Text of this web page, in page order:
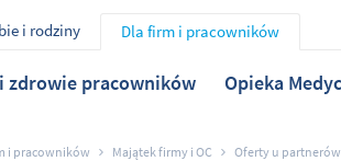
i rodziny Dla firm i pracowników
zdrowie pracowników Opieka
i pracowników Majątek firmy i OC Oferty u partnerów